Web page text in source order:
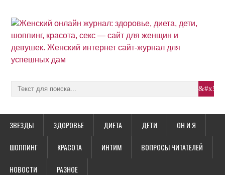
ЗВЕЗДЫ ЗДОРОВЬЕ ДИЕТА ДЕТИ ОН И Я
ШОППИНГ КРАСОТА ИНТИМ ВОПРОСЫ ЧИТАТЕЛЕЙ
НОВОСТИ РАЗНОЕ